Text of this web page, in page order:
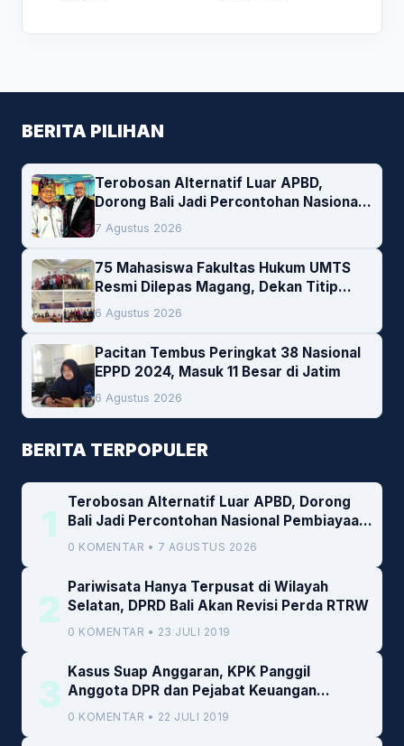
BERITA PILIHAN
Terobosan Alternatif Luar APBD,
Dorong Bali Jadi Percontohan Nasional
Pembiayaan Daerah
7 Agustus 2026
75 Mahasiswa Fakultas Hukum UMTS
Resmi Dilepas Magang, Dekan Titip
Empat Pesan Penting
6 Agustus 2026
Pacitan Tembus Peringkat 38 Nasional
EPPD 2024, Masuk 11 Besar di Jatim
6 Agustus 2026
BERITA TERPOPULER
1
Terobosan Alternatif Luar APBD, Dorong
Bali Jadi Percontohan Nasional Pembiayaan
Daerah
0 KOMENTAR • 7 AGUSTUS 2026
2
Pariwisata Hanya Terpusat di Wilayah
Selatan, DPRD Bali Akan Revisi Perda RTRW
0 KOMENTAR • 23 JULI 2019
3
Kasus Suap Anggaran, KPK Panggil
Anggota DPR dan Pejabat Keuangan
Kemenkeu
0 KOMENTAR • 22 JULI 2019